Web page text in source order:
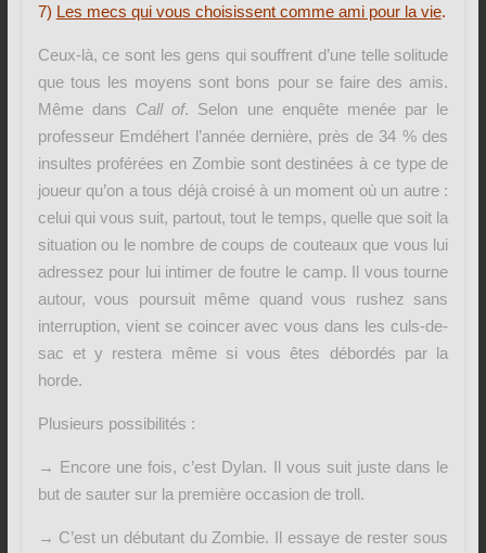
7) Les mecs qui vous choisissent comme ami pour la vie.
Ceux-là, ce sont les gens qui souffrent d’une telle solitude
que tous les moyens sont bons pour se faire des amis.
Même dans Call of. Selon une enquête menée par le
professeur Emdéhert l’année dernière, près de 34 % des
insultes proférées en Zombie sont destinées à ce type de
joueur qu’on a tous déjà croisé à un moment où un autre :
celui qui vous suit, partout, tout le temps, quelle que soit la
situation ou le nombre de coups de couteaux que vous lui
adressez pour lui intimer de foutre le camp. Il vous tourne
autour, vous poursuit même quand vous rushez sans
interruption, vient se coincer avec vous dans les culs-de-
sac et y restera même si vous êtes débordés par la
horde.
Plusieurs possibilités :
→ Encore une fois, c’est Dylan. Il vous suit juste dans le
but de sauter sur la première occasion de troll.
→ C’est un débutant du Zombie. Il essaye de rester sous